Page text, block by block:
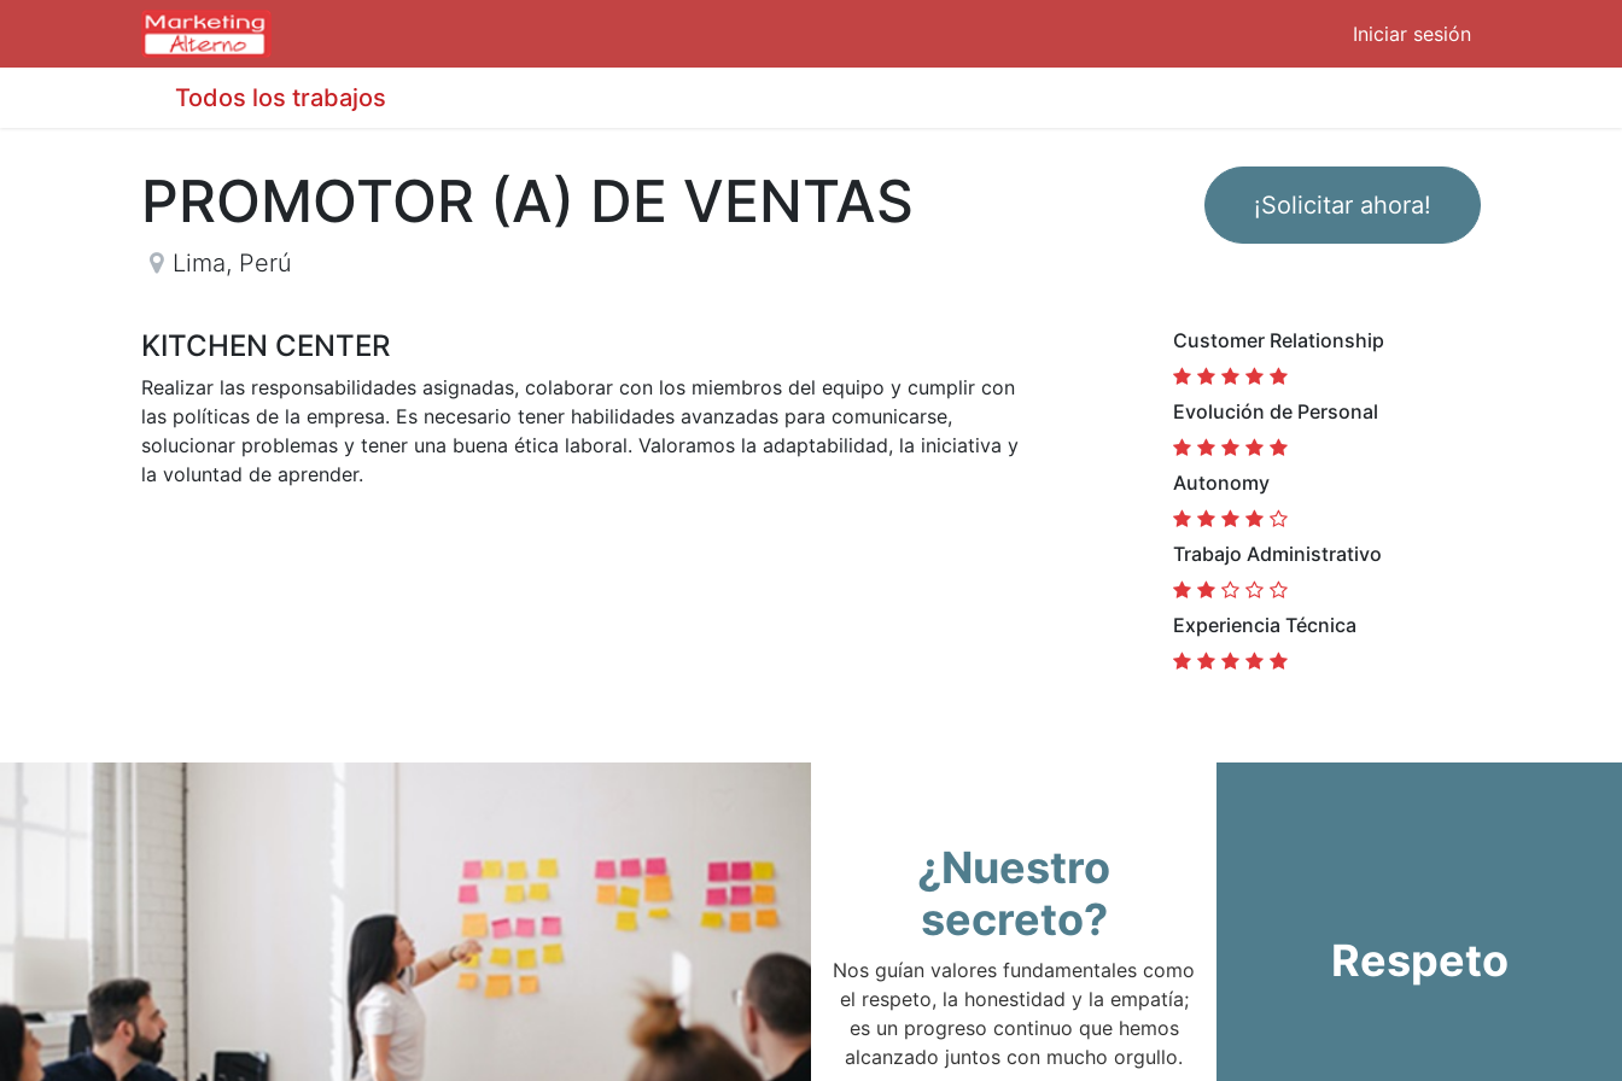
Iniciar sesión
Todos los trabajos
¡Solicitar ahora!
PROMOTOR (A) DE VENTAS
Lima, Perú
KITCHEN CENTER
Realizar las responsabilidades asignadas, colaborar con los miembros del equipo y cumplir con
las políticas de la empresa. Es necesario tener habilidades avanzadas para comunicarse,
solucionar problemas y tener una buena ética laboral. Valoramos la adaptabilidad, la iniciativa y
la voluntad de aprender.
Customer Relationship
Evolución de Personal
Autonomy
Trabajo Administrativo
Experiencia Técnica
¿Nuestro
secreto?
Nos guían valores fundamentales como
el respeto, la honestidad y la empatía;
es un progreso continuo que hemos
alcanzado juntos con mucho orgullo.
Respeto